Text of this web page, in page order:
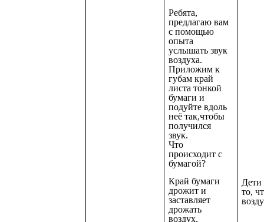
Ребята,
предлагаю вам
с помощью
опыта
услышать звук
воздуха.
Приложим к
губам край
листа тонкой
бумаги и
подуйте вдоль
неё так,чтобы
получился
звук.
Что
происходит с
бумагой?
Край бумаги
дрожит и
заставляет
дрожать
воздух,
то,